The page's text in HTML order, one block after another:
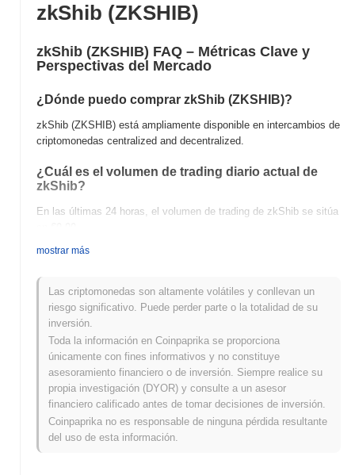
zkShib (ZKSHIB)
zkShib (ZKSHIB) FAQ – Métricas Clave y
Perspectivas del Mercado
¿Dónde puedo comprar zkShib (ZKSHIB)?
zkShib (ZKSHIB) está ampliamente disponible en intercambios de
criptomonedas centralized and decentralized.
¿Cuál es el volumen de trading diario actual de
zkShib?
En las últimas 24 horas, el volumen de trading de zkShib se sitúa
¿Cuál es el historial del rango de precios de
Máximo Histórico (ATH): €0.00
Mínimo Histórico (ATL): €0.00
zkShib se negocia actualmente~0.00%por debajo de su ATH .
¿Cómo se está desempeñando zkShib en
comparación con el mercado cripto en general?
En los últimos 7 días, zkShib ha ganó
, quedando por
debajo del mercado cripto general que registró una ganancia del
0.23%
mostrar más
Las criptomonedas son altamente volátiles y conllevan un
riesgo significativo. Puede perder parte o la totalidad de su
inversión.
Toda la información en Coinpaprika se proporciona
únicamente con fines informativos y no constituye
asesoramiento financiero o de inversión. Siempre realice su
propia investigación (DYOR) y consulte a un asesor
financiero calificado antes de tomar decisiones de inversión.
Coinpaprika no es responsable de ninguna pérdida resultante
del uso de esta información.